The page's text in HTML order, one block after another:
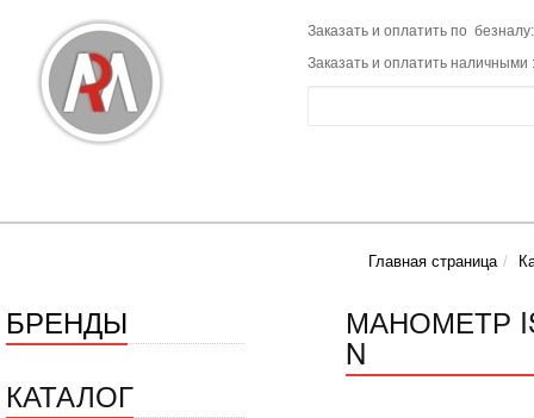
Заказать и оплатить по
Заказать и оплатить наличными
Главная страница
БРЕНДЫ
КАТАЛОГ
МАНОМЕТР
N